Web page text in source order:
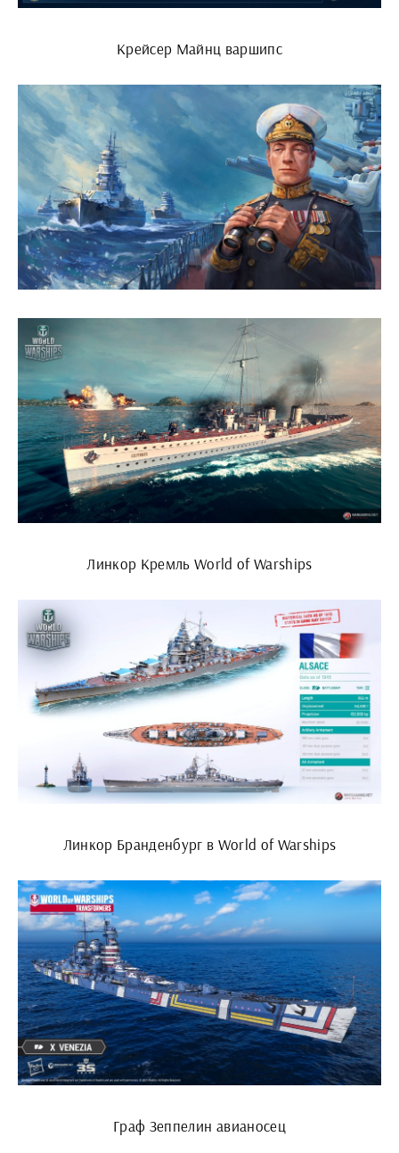
Крейсер Майнц варшипс
Линкор Кремль World of Warships
Линкор Бранденбург в World of Warships
Граф Зеппелин авианосец